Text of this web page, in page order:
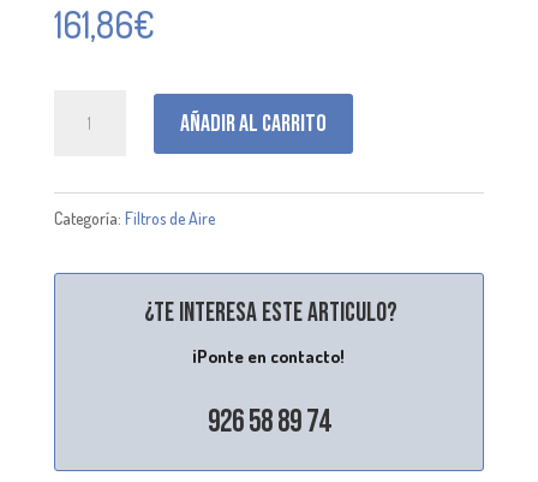
161,86€
Añadir al carrito
Categoría: Filtros de Aire
¿Te interesa este articulo?
¡Ponte en contacto!
926 58 89 74